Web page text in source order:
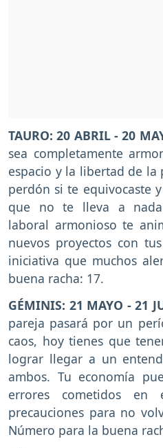
TAURO: 20 ABRIL - 20
sea completamente
espacio y la libertad de la
perdón si te equivocaste
que no te lleva a
laboral armonioso te
nuevos proyectos con
iniciativa que muchos
buena racha: 17.
GÉMINIS: 21 MAYO - 21
pareja pasará por un
caos, hoy tienes que
lograr llegar a un
ambos. Tu economía
errores cometidos
precauciones para no
Número para la buena